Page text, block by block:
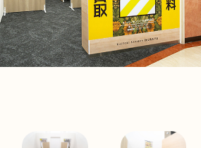
電話で今すぐ無料査定
総合受付 10:00-19:00（年中無休）/通話料無料